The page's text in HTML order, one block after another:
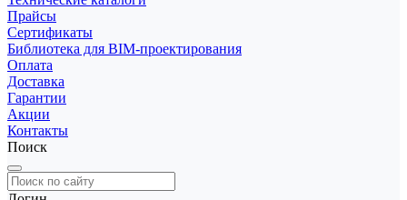
Прайсы
Сертификаты
Библиотека для BIM-проектирования
Оплата
Доставка
Гарантии
Акции
Контакты
Поиск